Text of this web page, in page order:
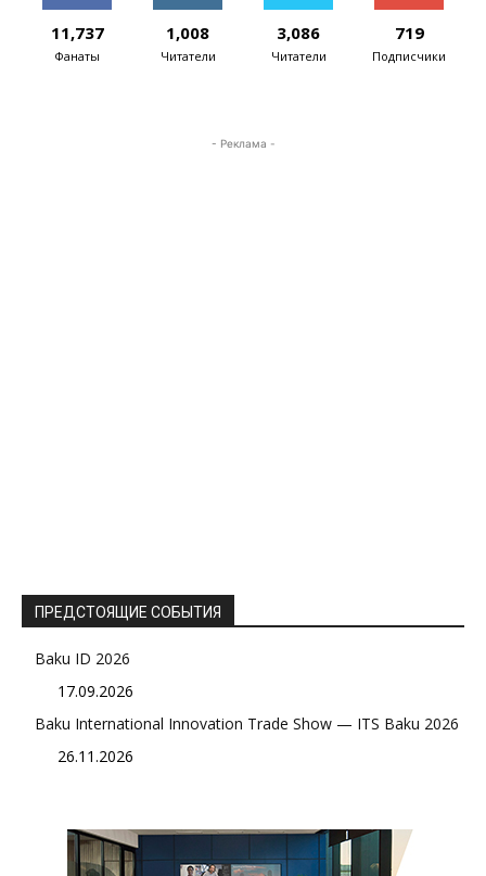
11,737
Фанаты
1,008
Читатели
3,086
Читатели
719
Подписчики
- Реклама -
ПРЕДСТОЯЩИЕ СОБЫТИЯ
Baku ID 2026
17.09.2026
Baku International Innovation Trade Show — ITS Baku 2026
26.11.2026